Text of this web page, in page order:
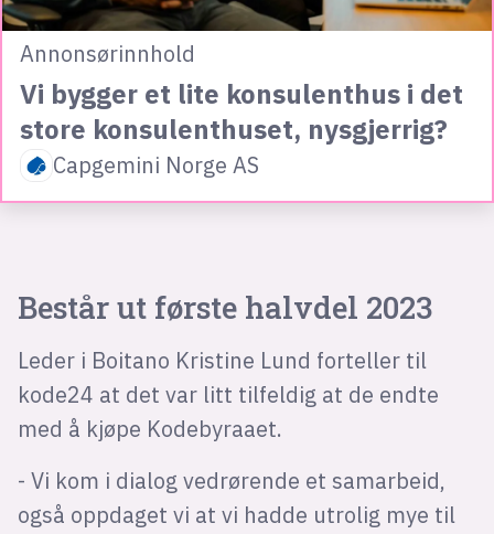
Annonsørinnhold
Vi bygger et lite konsulenthus i det
store konsulenthuset, nysgjerrig?
Capgemini Norge AS
Består ut første halvdel 2023
Leder i Boitano Kristine Lund forteller til
kode24 at det var litt tilfeldig at de endte
med å kjøpe Kodebyraaet.
- Vi kom i dialog vedrørende et samarbeid,
også oppdaget vi at vi hadde utrolig mye til